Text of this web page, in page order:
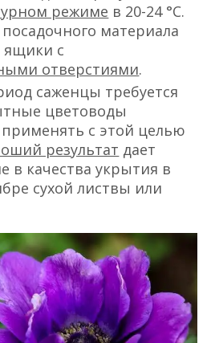
режиме в 20-24 °С.
материала
ящики с
отверстиями.
саженцы требуется
цветоводы
с этой целью
результат дает
в качества укрытия в
сухой листвы или